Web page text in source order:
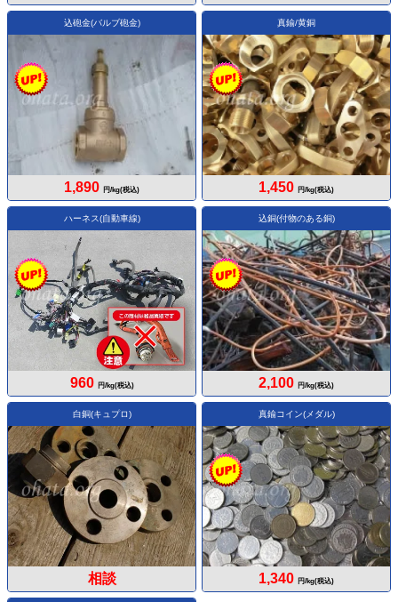
込砲金(バルブ砲金)
1,890 円/kg(税込)
真鍮/黄銅
1,450 円/kg(税込)
ハーネス(自動車線)
960 円/kg(税込)
込銅(付物のある銅)
2,100 円/kg(税込)
白銅(キュプロ)
相談
真鍮コイン(メダル)
1,340 円/kg(税込)